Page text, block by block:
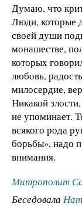
Думаю, что
Люди, которые
своей души
монашестве,
которых
любовь,
милосердие,
Никакой
не упоминает.
всякого рода
борьбы», надо
внимания.
Митрополит
Беседовала